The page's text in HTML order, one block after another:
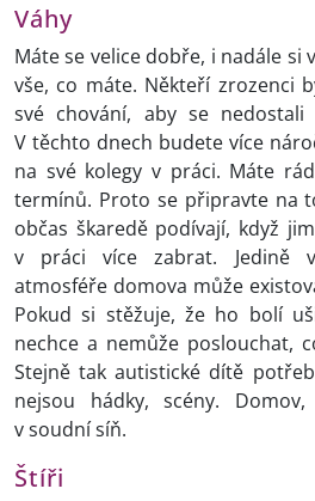
Váhy
Máte se velice dobře, i nadále si
vše, co máte. Někteří zrozenci
své chování, aby se
V těchto dnech budete více
na své kolegy v práci. Máte
termínů. Proto se připravte na
občas škaredě podívají, když
v práci více zabrat. Jedině
atmosféře domova může
Pokud si stěžuje, že ho bolí
nechce a nemůže poslouchat,
Stejně tak autistické dítě
nejsou hádky, scény.
v soudní síň.
Štíři